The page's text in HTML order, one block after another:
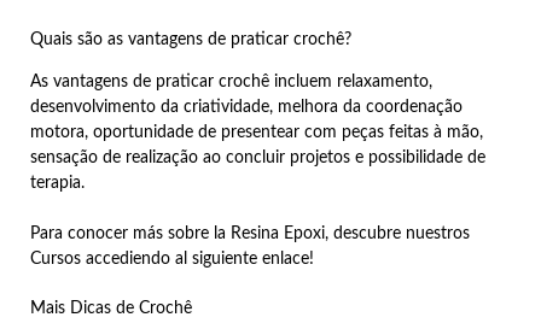
Quais são as vantagens de praticar crochê?
As vantagens de praticar crochê incluem relaxamento,
desenvolvimento da criatividade, melhora da coordenação
motora, oportunidade de presentear com peças feitas à mão,
sensação de realização ao concluir projetos e possibilidade de
terapia.
Para conocer más sobre la Resina Epoxi, descubre nuestros
Cursos accediendo al siguiente enlace!
Mais Dicas de Crochê